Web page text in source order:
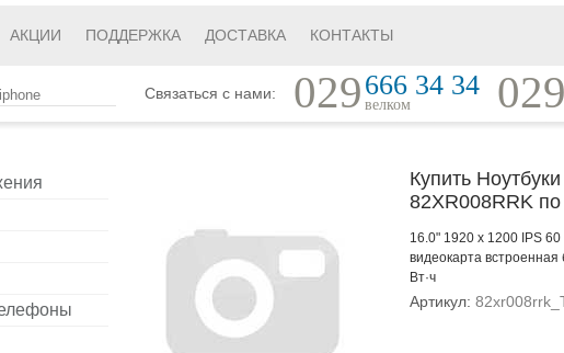
АКЦИИ ПОДДЕРЖКА ДОСТАВКА КОНТАКТЫ
Связаться с нами: 029666 34 34
велком 029
Купить
82XR008RRK
16.0" 1920 x 1200 IPS
видеокарта
Вт·ч
Артикул: